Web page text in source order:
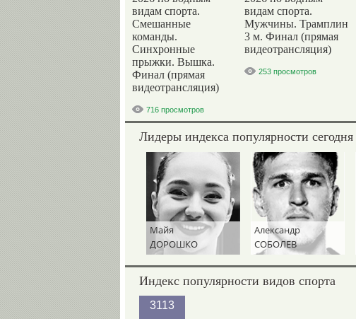
видам спорта.
Смешанные
команды.
Синхронные
прыжки. Вышка.
Финал (прямая
видеотрансляция)
716 просмотров
видам спорта.
Мужчины. Трамплин
3 м. Финал (прямая
видеотрансляция)
253 просмотров
Лидеры индекса популярности сегодня
Майя
ДОРОШКО
Александр
СОБОЛЕВ
Индекс популярности видов спорта
3113